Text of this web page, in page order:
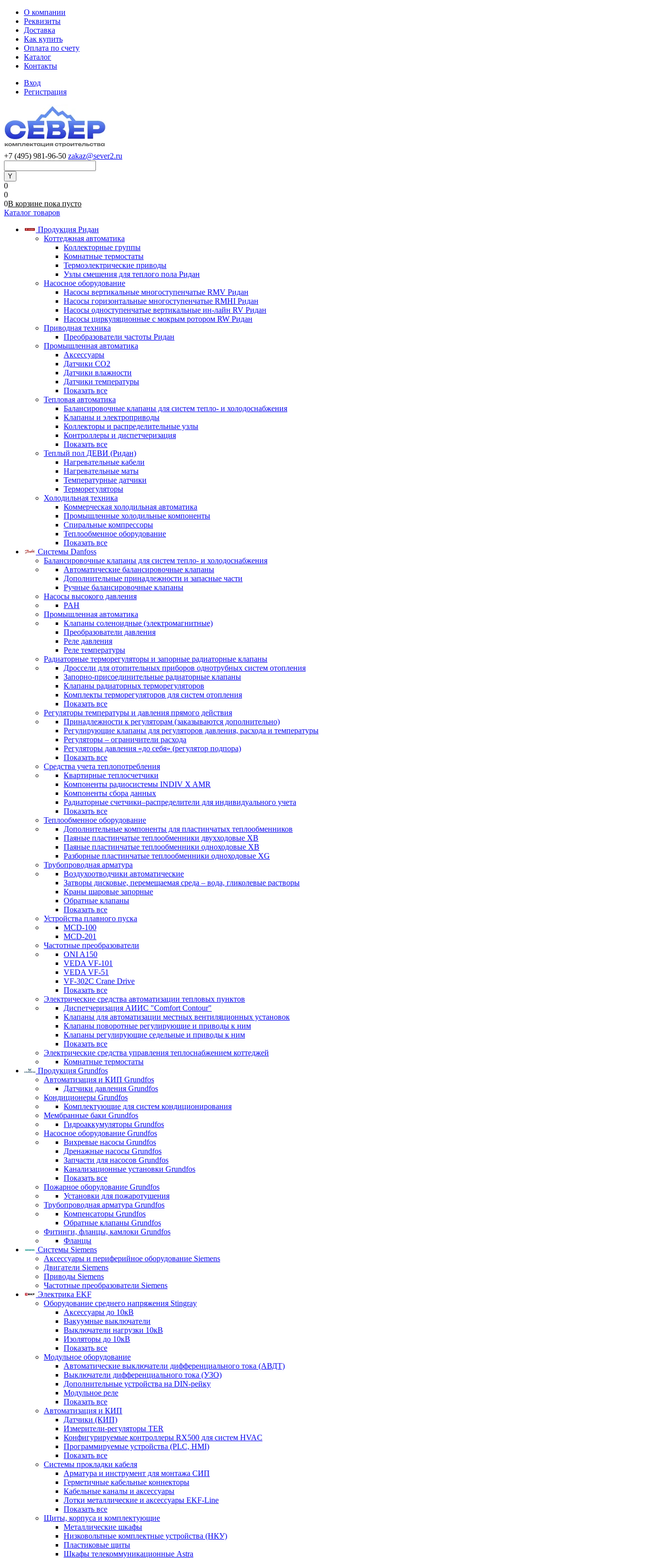
О компании
Реквизиты
Доставка
Как купить
Оплата по счету
Каталог
Контакты
Вход
Регистрация
+7 (495) 981-96-50 zakaz@sever2.ru
0
0
0В корзине пока пусто
Каталог товаров
Продукция Ридан
Коттеджная автоматика
Коллекторные группы
Комнатные термостаты
Термоэлектрические приводы
Узлы смешения для теплого пола Ридан
Насосное оборудование
Насосы вертикальные многоступенчатые RMV Ридан
Насосы горизонтальные многоступенчатые RMHI Ридан
Насосы одноступенчатые вертикальные ин-лайн RV Ридан
Насосы циркуляционные с мокрым ротором RW Ридан
Приводная техника
Преобразователи частоты Ридан
Промышленная автоматика
Аксессуары
Датчики CO2
Датчики влажности
Датчики температуры
Показать все
Тепловая автоматика
Балансировочные клапаны для систем тепло- и холодоснабжения
Клапаны и электроприводы
Коллекторы и распределительные узлы
Контроллеры и диспетчеризация
Показать все
Теплый пол ДЕВИ (Ридан)
Нагревательные кабели
Нагревательные маты
Температурные датчики
Терморегуляторы
Холодильная техника
Коммерческая холодильная автоматика
Промышленные холодильные компоненты
Спиральные компрессоры
Теплообменное оборудование
Показать все
Системы Danfoss
Балансировочные клапаны для систем тепло- и холодоснабжения
Автоматические балансировочные клапаны
Дополнительные принадлежности и запасные части
Ручные балансировочные клапаны
Насосы высокого давления
PAH
Промышленная автоматика
Клапаны соленоидные (электромагнитные)
Преобразователи давления
Реле давления
Реле температуры
Радиаторные терморегуляторы и запорные радиаторные клапаны
Дроссели для отопительных приборов однотрубных систем отопления
Запорно-присоединительные радиаторные клапаны
Клапаны радиаторных терморегуляторов
Комплекты терморегуляторов для систем отопления
Показать все
Регуляторы температуры и давления прямого действия
Принадлежности к регуляторам (заказываются дополнительно)
Регулирующие клапаны для регуляторов давления, расхода и температуры
Регуляторы – ограничители расхода
Регуляторы давления «до себя» (регулятор подпора)
Показать все
Средства учета теплопотребления
Квартирные теплосчетчики
Компоненты радиосистемы INDIV X AMR
Компоненты сбора данных
Радиаторные счетчики–распределители для индивидуального учета
Показать все
Теплообменное оборудование
Дополнительные компоненты для пластинчатых теплообменников
Паяные пластинчатые теплообменники двухходовые XB
Паяные пластинчатые теплообменники одноходовые ХВ
Разборные пластинчатые теплообменники одноходовые ХG
Трубопроводная арматура
Воздухоотводчики автоматические
Затворы дисковые, перемещаемая среда – вода, гликолевые растворы
Краны шаровые запорные
Обратные клапаны
Показать все
Устройства плавного пуска
MCD-100
MCD-201
Частотные преобразователи
ONI A150
VEDA VF-101
VEDA VF-51
VF-302C Crane Drive
Показать все
Электрические средства автоматизации тепловых пунктов
Диспетчеризация АИИС "Comfort Contour"
Клапаны для автоматизации местных вентиляционных установок
Клапаны поворотные регулирующие и приводы к ним
Клапаны регулирующие седельные и приводы к ним
Показать все
Электрические средства управления теплоснабжением коттеджей
Комнатные термостаты
Продукция Grundfos
Автоматизация и КИП Grundfos
Датчики давления Grundfos
Кондиционеры Grundfos
Комплектующие для систем кондиционирования
Мембранные баки Grundfos
Гидроаккумуляторы Grundfos
Насосное оборудование Grundfos
Вихревые насосы Grundfos
Дренажные насосы Grundfos
Запчасти для насосов Grundfos
Канализационные установки Grundfos
Показать все
Пожарное оборудование Grundfos
Установки для пожаротушения
Трубопроводная арматура Grundfos
Компенсаторы Grundfos
Обратные клапаны Grundfos
Фитинги, фланцы, камлоки Grundfos
Фланцы
Системы Siemens
Аксессуары и периферийное оборудование Siemens
Двигатели Siemens
Приводы Siemens
Частотные преобразователи Siemens
Электрика EKF
Оборудование среднего напряжения Stingray
Аксессуары до 10кВ
Вакуумные выключатели
Выключатели нагрузки 10кВ
Изоляторы до 10кВ
Показать все
Модульное оборудование
Автоматические выключатели дифференциального тока (АВДТ)
Выключатели дифференциального тока (УЗО)
Дополнительные устройства на DIN-рейку
Модульное реле
Показать все
Автоматизация и КИП
Датчики (КИП)
Измерители-регуляторы TER
Конфигурируемые контроллеры RX500 для систем HVAC
Программируемые устройства (PLC, HMI)
Показать все
Системы прокладки кабеля
Арматура и инструмент для монтажа СИП
Герметичные кабельные коннекторы
Кабельные каналы и аксессуары
Лотки металлические и аксессуары EKF-Line
Показать все
Щиты, корпуса и комплектующие
Металлические шкафы
Низковольтные комплектные устройства (НКУ)
Пластиковые щиты
Шкафы телекоммуникационные Astra